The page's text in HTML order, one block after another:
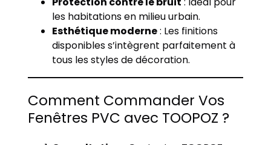
les habitations en milieu urbain.
Esthétique moderne: Les finitions
disponibles s’intègrent parfaitement à
tous les styles de décoration.
Comment Commander Vos
Fenêtres PVC avec TOOPOZ ?